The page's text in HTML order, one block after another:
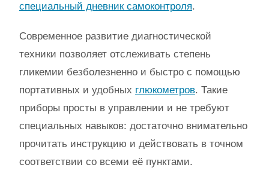
специальный дневник самоконтроля.
Современное развитие диагностической
техники позволяет отслеживать степень
гликемии безболезненно и быстро с помощью
портативных и удобных глюкометров. Такие
приборы просты в управлении и не требуют
специальных навыков: достаточно внимательно
прочитать инструкцию и действовать в точном
соответствии со всеми её пунктами.